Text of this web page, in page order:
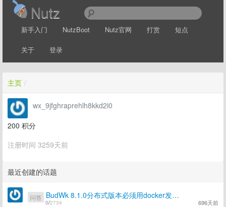
Nutz
新手入门 NutzBoot Nutz官网 打赏 短点
关于 登录
主页 /
wx_9jfghraprehlh8kkd2i0
200 积分
注册时间 3259天前
最近创建的话题
0/2734 696天前
问答 BudWk 8.1.0分布式版本必须用docker发布么？